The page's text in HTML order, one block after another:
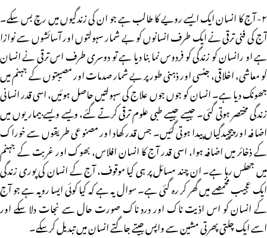
۲- آج کا انسان ایک ایسے رویے کا طالب ہے جو ان کی زندگیوں میں رچ بس سکے۔
آج کی فنی ترقی نے ایک طرف انسانوں کو بے شمار سہولتوں اور آسائشوں سے نوازا
ہے او رانسان کو زندگی کو فردوس نما بنا دیا ہے تو دوسری طرف اس ترقی نے انسان
کو معاشی، اخلاقی، جنسی اور ذہنی طور پر بے شمار صدمات اور مصیبتوں کے جہنم میں
جھونک دیا ہے۔ انسان کو جوں جوں علاج کی سہولتیں حاصل ہوئیں، اسی قدر انسانی
زندگی مختصر ہوتی گئی۔ جیسے جیسے طبی علوم ترقی کرتے گئے، ویسے ویسے بیماریوں میں
اضافہ اور پیچیدگیاں پیدا ہوتی گئیں۔ جس قدر کھاد اور مصنوعی طریقوں سے خوراک
کے ذخائر میں اضافہ ہوا، اسی قدر آج کا انسان افلاس، بھوک اور غربت کے جہنم
میں جھلس رہا ہے۔ ان چند مسائل پر ہی کیا موقوف، آج کے انسان کی پوری زندگی
ایک عجیب مخمصے میں گھر کر رہ گئی ہے۔ سوال یہ ہے کہ کیا کوئی ایسا رویہ ہے جو آج
کے انسان کو اس اذیت ناک اور درد ناک صورت حال سے نجات دلا سکے اور
اسے ایک چلتی پھرتی مشین سے واپس جیتے جاگتے انسان میں تبدیل کرسکے۔